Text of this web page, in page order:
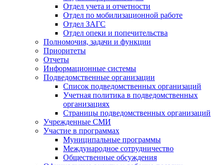
Отдел учета и отчетности
Отдел по мобилизационной работе
Отдел ЗАГС
Отдел опеки и попечительства
Полномочия, задачи и функции
Приоритеты
Отчеты
Информационные системы
Подведомственные организации
Список подведомственных организаций
Учетная политика в подведомственных
организациях
Страницы подведомственных организаций
Учрежденные СМИ
Участие в программах
Муниципальные программы
Международное сотрудничество
Общественные обсуждения